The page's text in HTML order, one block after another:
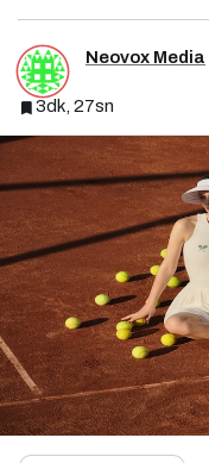
Neovox Media
3dk, 27sn